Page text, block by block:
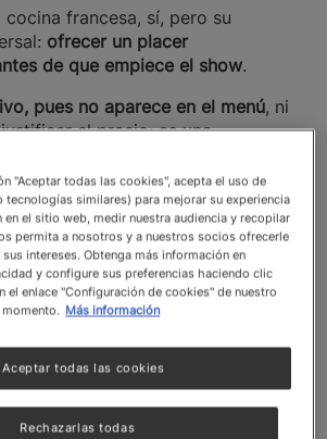
francesa, sí, pero su
ofrecer un placer
de que empiece el show.
pues no aparece en el menú, ni
el precio: es una
y ofrecen como carta de
demostrar técnica, concepto y
"Aceptar todas las cookies", acepta el uso de
tecnologías similares) para mejorar su experiencia
en el sitio web, medir nuestra audiencia y recopilar
permita a nosotros y a nuestros socios ofrecerle
intereses. Obtenga más información en
y configure sus preferencias haciendo clic
el enlace "Configuración de cookies" de nuestro
Más información
Rechazarlas todas
Aceptar todas las cookies